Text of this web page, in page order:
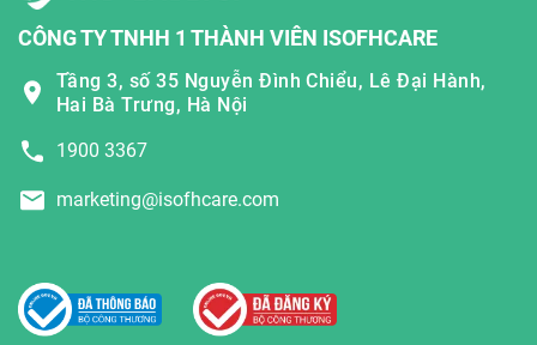
CÔNG TY TNHH 1 THÀNH VIÊN ISOFHCARE
Tầng 3, số 35 Nguyễn Đình Chiểu, Lê Đại Hành,
Hai Bà Trưng, Hà Nội
1900 3367
marketing@isofhcare.com